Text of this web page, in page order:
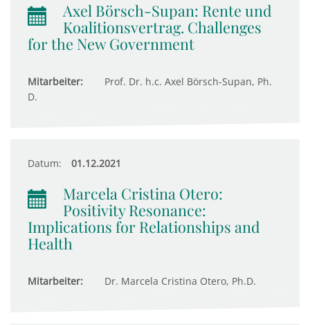
Axel Börsch-Supan: Rente und
Koalitionsvertrag. Challenges
for the New Government
Mitarbeiter:
Prof. Dr. h.c. Axel Börsch-Supan, Ph.
D.
Datum: 01.12.2021
Marcela Cristina Otero:
Positivity Resonance:
Implications for Relationships and
Health
Mitarbeiter: Dr. Marcela Cristina Otero, Ph.D.